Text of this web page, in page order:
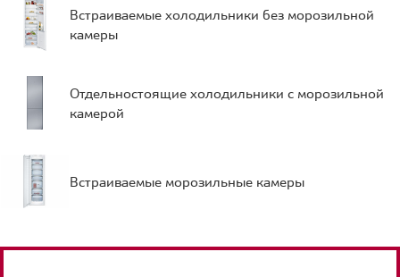
Встраиваемые холодильники без морозильной
камеры
Отдельностоящие холодильники с морозильной
камерой
Встраиваемые морозильные камеры